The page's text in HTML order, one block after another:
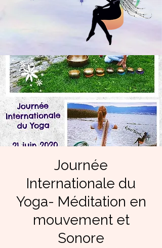
Journée
Internationale du
Yoga- Méditation en
mouvement et
Sonore